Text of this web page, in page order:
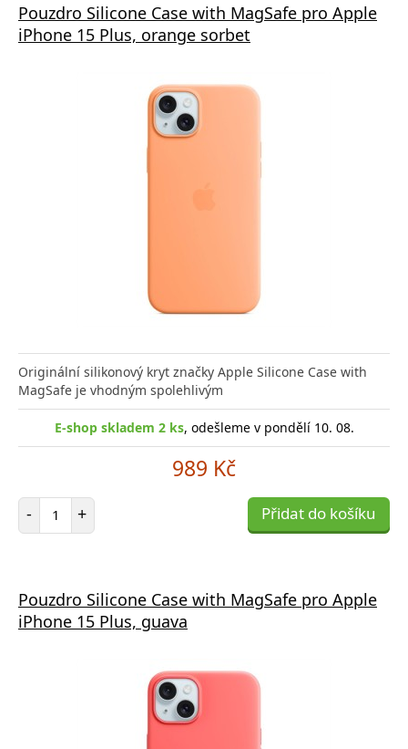
Pouzdro Silicone Case with MagSafe pro Apple
iPhone 15 Plus, orange sorbet
Originální silikonový kryt značky Apple Silicone Case with
MagSafe je vhodným spolehlivým
E-shop skladem 2 ks, odešleme v pondělí 10. 08.
989 Kč
- Počet položek
+ Přidat do košíku
Pouzdro Silicone Case with MagSafe pro Apple
iPhone 15 Plus, guava